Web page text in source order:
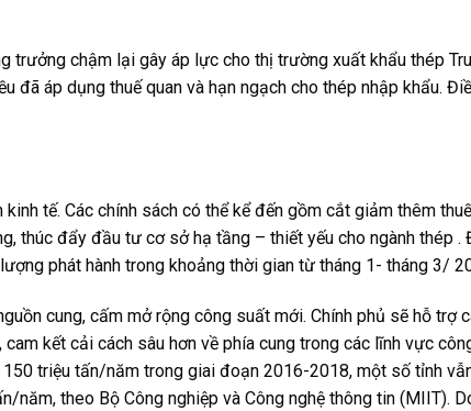
trưởng chậm lại gây áp lực cho thị trường xuất khẩu thép
đã áp dụng thuế quan và hạn ngạch cho thép nhập khẩu.
tế. Các chính sách có thể kể đến gồm cắt giảm thêm
thúc đẩy đầu tư cơ sở hạ tầng – thiết yếu cho ngành thép .
phát hành trong khoảng thời gian từ tháng 1- tháng 3/
cung, cấm mở rộng công suất mới. Chính phủ sẽ hỗ trợ
kết cải cách sâu hơn về phía cung trong các lĩnh vực
triệu tấn/năm trong giai đoạn 2016-2018, một số tỉnh
theo Bộ Công nghiệp và Công nghệ thông tin (MIIT).